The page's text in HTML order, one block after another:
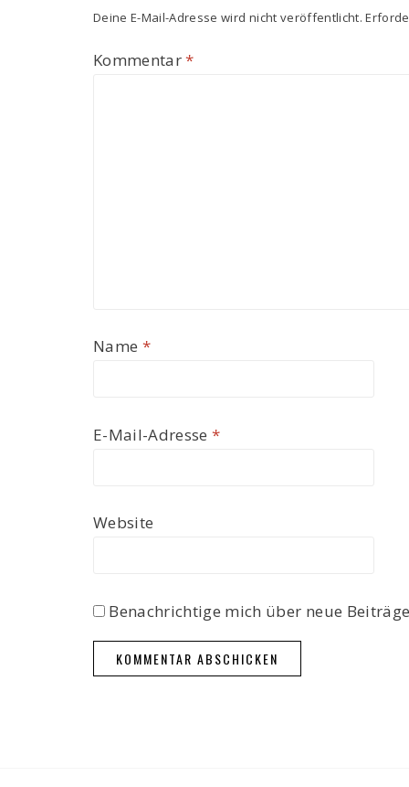
Deine E-Mail-Adresse wird nicht veröffentlicht.
Kommentar*
Name *
E-Mail-Adresse*
Website
Benachrichtige mich über neue